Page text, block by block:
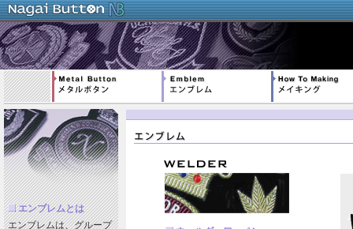
エンブレムとは
エンブレムは、グループ